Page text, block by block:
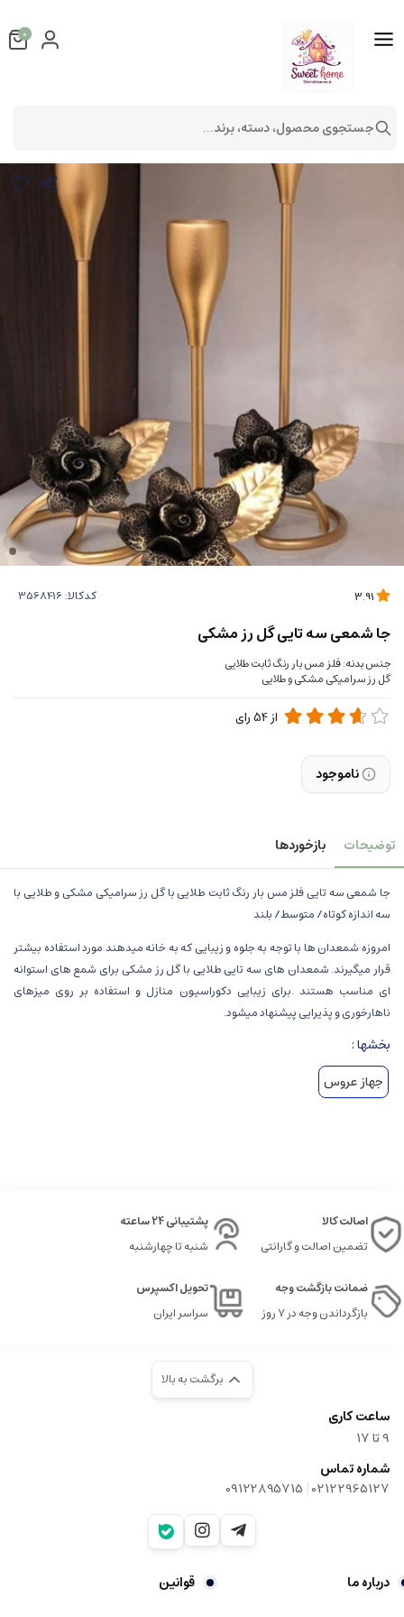
کدکالا:
جا شمعی سه تایی گل رز مشکی
جنس بدنه: فلز مس بار رنگ ثابت طلایی
گل رز سرامیکی مشکی و طلایی
از54رای
ناموجود
توضیحات بازخوردها
جا شمعی سه تایی فلز مس بار رنگ ثابت طلایی با گل رز سرامیکی مشکی و طلایی با
سه اندازه کوتاه/ متوسط/ بلند
امروزه شمعدان ها با توجه به جلوه و زیبایی که به خانه میدهند مورد استفاده بیشتر
قرار میگیرند. شمعدان های سه تایی طلایی با گل رز مشکی برای شمع های استوانه
ای مناسب هستند .برای زیبایی دکوراسیون منازل و استفاده بر روی میزهای
ناهارخوری و پذیرایی پیشنهاد میشود.
بخشها :
جهاز عروس
اصالت کالا
تضمین اصالت و گارانتی
پشتیبانی 24 ساعته
شنبه تا چهارشنبه
ضمانت بازگشت وجه
بازگرداندن وجه در ۷ روز
تحویل اکسپرس
سراسر ایران
برگشت به بالا
ساعت کاری
9‌ تا ۱۷
شماره تماس
02122965127
|
09122895715
درباره ما قوانین
0
جستجوی محصول، دسته، برند...